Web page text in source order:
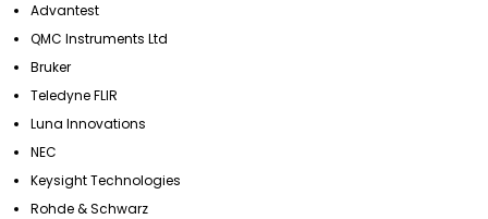
Advantest
QMC Instruments Ltd
Bruker
Teledyne FLIR
Luna Innovations
NEC
Keysight Technologies
Rohde & Schwarz